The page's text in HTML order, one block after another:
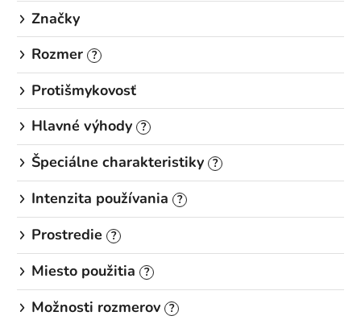
Značky
Rozmer ?
Protišmykovosť
Hlavné výhody ?
Špeciálne charakteristiky ?
Intenzita používania ?
Prostredie ?
Miesto použitia ?
Možnosti rozmerov ?